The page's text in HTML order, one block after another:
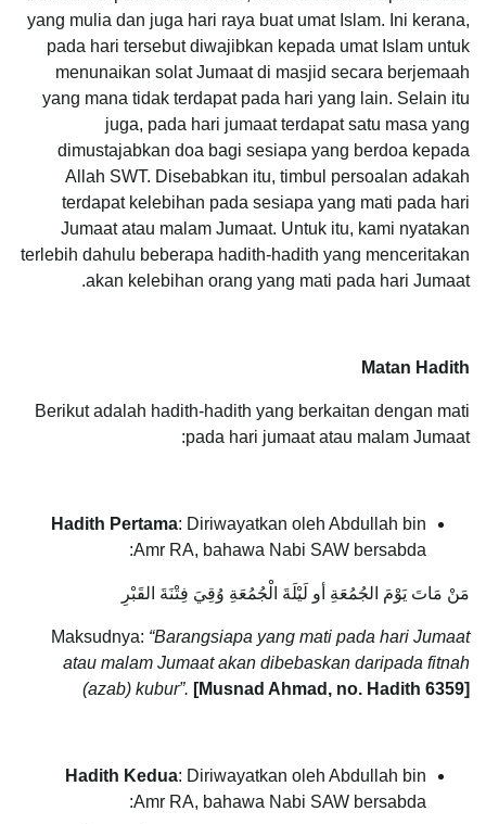
yang mulia dan juga hari raya buat umat Islam. Ini kerana,
pada hari tersebut diwajibkan kepada umat Islam untuk
menunaikan solat Jumaat di masjid secara berjemaah
yang mana tidak terdapat pada hari yang lain. Selain itu
juga, pada hari jumaat terdapat satu masa yang
dimustajabkan doa bagi sesiapa yang berdoa kepada
Allah SWT. Disebabkan itu, timbul persoalan adakah
terdapat kelebihan pada sesiapa yang mati pada hari
Jumaat atau malam Jumaat. Untuk itu, kami nyatakan
terlebih dahulu beberapa hadith-hadith yang menceritakan
akan kelebihan orang yang mati pada hari Jumaat.
Matan Hadith
Berikut adalah hadith-hadith yang berkaitan dengan mati
pada hari jumaat atau malam Jumaat:
Hadith Pertama: Diriwayatkan oleh Abdullah bin
Amr RA, bahawa Nabi SAW bersabda:
مَنْ مَاتَ يَوْمَ الجُمُعَةِ أو لَيْلَةَ الْجُمُعَةِ وُقِيَ فِتْنَةَ القَبْرِ
Maksudnya: “Barangsiapa yang mati pada hari Jumaat
atau malam Jumaat akan dibebaskan daripada fitnah
(azab) kubur”. [Musnad Ahmad, no. Hadith 6359]
Hadith Kedua: Diriwayatkan oleh Abdullah bin
Amr RA, bahawa Nabi SAW bersabda: